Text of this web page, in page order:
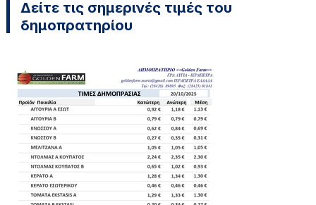
Δείτε τις σημερινές τιμές του
δημοπρατηρίου